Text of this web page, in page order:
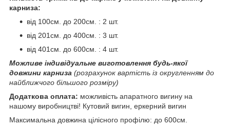
карниза:
від 100см. до 200см. : 2 шт.
від 201см. до 400см. : 3 шт.
від 401см. до 600см. : 4 шт.
Можливе індивідуальне виготовлення будь-якої
довжини карниза (розрахунок вартість із округленням до
найближчого більшого розміру)
Додаткова оплата: можливість апаратного вигину на
нашому виробництві! Кутовий вигин, еркерний вигин
Максимальна довжина цілісного профілю: до 600см.